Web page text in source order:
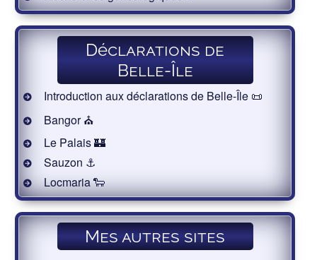
Déclarations de
Belle-Île
Introduction aux déclarations de Belle-Île 📜
Bangor ⛪️
Le Palais 🏰
Sauzon ⚓️
Locmaria 🐑
Mes autres sites